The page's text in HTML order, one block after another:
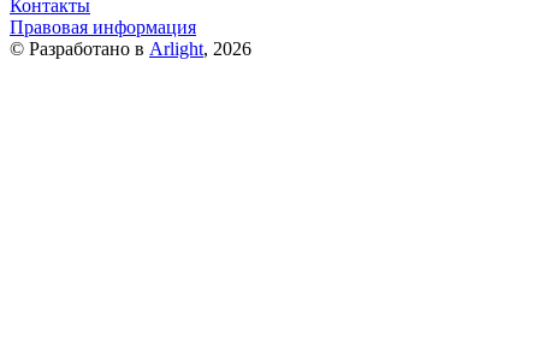
Контакты
Правовая информация
© Разработано в Arlight, 2026